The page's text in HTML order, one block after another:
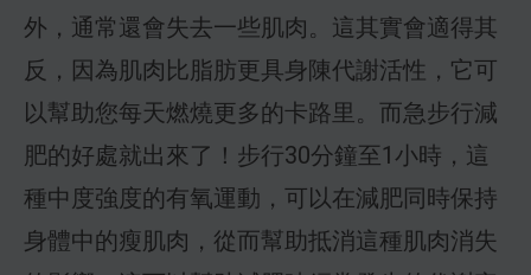
外，通常還會失去一些肌肉。這其實會適得其
反，因為肌肉比脂肪更具身陳代謝活性，它可
以幫助您每天燃燒更多的卡路里。而急步行減
肥的好處就出來了！步行30分鐘至1小時，這
種中度強度的有氧運動，可以在減肥同時保持
身體中的瘦肌肉，從而幫助抵消這種肌肉消失